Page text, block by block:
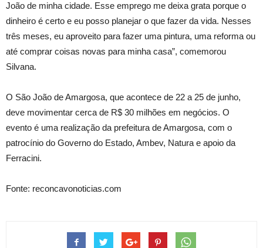
João de minha cidade. Esse emprego me deixa grata porque o
dinheiro é certo e eu posso planejar o que fazer da vida. Nesses
três meses, eu aproveito para fazer uma pintura, uma reforma ou
até comprar coisas novas para minha casa”, comemorou
Silvana.
O São João de Amargosa, que acontece de 22 a 25 de junho,
deve movimentar cerca de R$ 30 milhões em negócios. O
evento é uma realização da prefeitura de Amargosa, com o
patrocínio do Governo do Estado, Ambev, Natura e apoio da
Ferracini.
Fonte: reconcavonoticias.com